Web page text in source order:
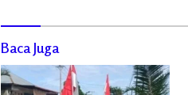
Baca Juga